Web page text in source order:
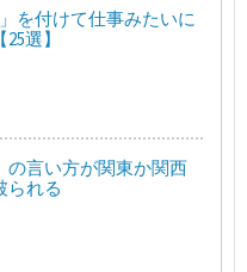
を付けて仕事みたいに
選】
の言い方が関東か関西
られる